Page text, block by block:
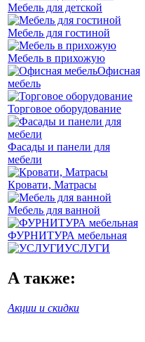
Мебель для детской
Мебель для гостиной
Мебель в прихожую
Офисная
мебель
Торговое оборудование
Фасады и панели для
мебели
Кровати, Матрасы
Мебель для ванной
ФУРНИТУРА мебельная
УСЛУГИ
А также:
Акции и скидки